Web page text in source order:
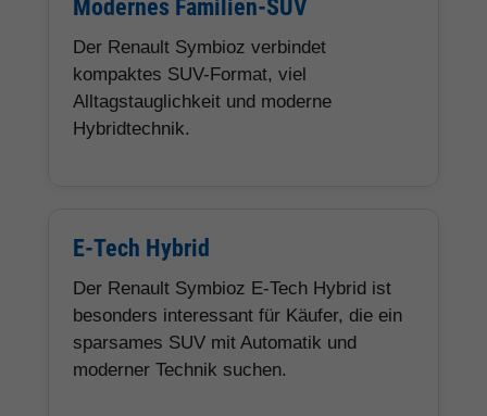
Modernes Familien-SUV
Der Renault Symbioz verbindet
kompaktes SUV-Format, viel
Alltagstauglichkeit und moderne
Hybridtechnik.
E-Tech Hybrid
Der Renault Symbioz E-Tech Hybrid ist
besonders interessant für Käufer, die ein
sparsames SUV mit Automatik und
moderner Technik suchen.